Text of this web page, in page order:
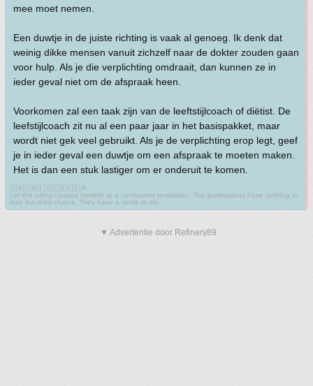
mee moet nemen.
Een duwtje in de juiste richting is vaak al genoeg. Ik denk dat
weinig dikke mensen vanuit zichzelf naar de dokter zouden gaan
voor hulp. Als je die verplichting omdraait, dan kunnen ze in
ieder geval niet om de afspraak heen.
Voorkomen zal een taak zijn van de leeftstijlcoach of diëtist. De
leefstijlcoach zit nu al een paar jaar in het basispakket, maar
wordt niet gek veel gebruikt. Als je de verplichting erop legt, geef
je in ieder geval een duwtje om een afspraak te moeten maken.
Het is dan een stuk lastiger om er onderuit te komen.
🇨🇳🇻🇳🇱🇦🇨🇺🇰🇵☭
Let the ruling classes tremble at a communist revolution. The proletarians have nothing to
lose but their chains. They have a world to win.
▼ Advertentie door Refinery89